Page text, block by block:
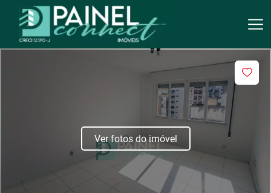
Ver fotos do imóvel